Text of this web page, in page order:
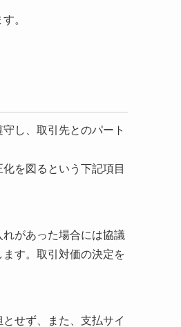
。
し、取引先とのパート
を図るという下記項目
があった場合には協議
す。取引対価の決定を
せず、また、支払サイ